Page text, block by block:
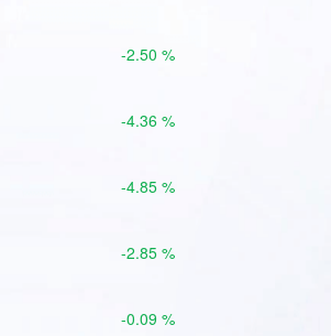
-2.50 %
-4.36 %
-4.85 %
-2.85 %
-0.09 %